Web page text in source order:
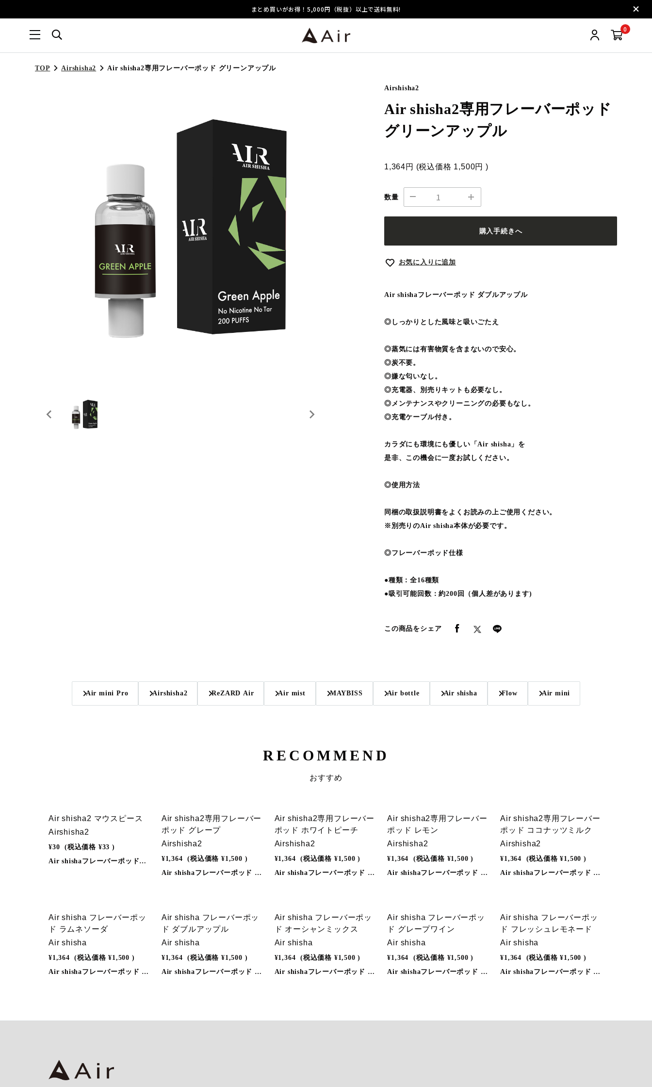
まとめ買いがお得！5,000円（税抜）以上で送料無料!
0
TOP Airshisha2 Air shisha2専用フレーバーポッド グリーンアップル
Airshisha2
Air shisha2専用フレーバーポッド
グリーンアップル
1,364円 (税込価格 1,500円 )
数量
購入手続きへ
お気に入りに追加
Air shishaフレーバーポッド ダブルアップル
◎しっかりとした風味と吸いごたえ
◎蒸気には有害物質を含まないので安心。
◎炭不要。
◎嫌な匂いなし。
◎充電器、別売りキットも必要なし。
◎メンテナンスやクリーニングの必要もなし。
◎充電ケーブル付き。
カラダにも環境にも優しい「Air shisha」を
是非、この機会に一度お試しください。
◎使用方法
同梱の取扱説明書をよくお読みの上ご使用ください。
※別売りのAir shisha本体が必要です。
◎フレーバーポッド仕様
●種類：全16種類
●吸引可能回数：約200回（個人差があります)
この商品をシェア
Air mini Pro Airshisha2 ReZARD Air Air mist MAYBISS Air bottle Air shisha Flow Air mini
RECOMMEND
おすすめ
Air shisha2 マウスピース
Airshisha2
¥30 (税込価格 ¥33 )
Air shishaフレーバーポッド専用マウスピース※Air shishaフレーバーポッド・Air shisha2専用フレーバーポッドどちらにも使用可能です。※色指定はできません。
Air shisha2専用フレーバー
ポッド グレープ
Airshisha2
¥1,364 (税込価格 ¥1,500 )
Air shishaフレーバーポッド ダブルアップル◎しっかりとした風味と吸いごたえ◎蒸気には有害物質を含まないので安心。◎炭不要。◎嫌な匂いなし。◎充電器、別売りキットも必要なし。◎メンテナンスやクリーニングの必要もなし。◎充電ケーブル付き。カラダにも環境にも優しい「Air shisha」を是非、この機会に一度お試しください。◎使用方法同梱の取扱説明書をよくお読みの上ご使用ください。※別売りのAir shisha本体が必要です。◎フレーバーポッド仕様●種類：全16種類●吸引可能回数：約200回（個人差があります)
Air shisha2専用フレーバー
ポッド ホワイトピーチ
Airshisha2
¥1,364 (税込価格 ¥1,500 )
Air shishaフレーバーポッド ダブルアップル◎しっかりとした風味と吸いごたえ◎蒸気には有害物質を含まないので安心。◎炭不要。◎嫌な匂いなし。◎充電器、別売りキットも必要なし。◎メンテナンスやクリーニングの必要もなし。◎充電ケーブル付き。カラダにも環境にも優しい「Air shisha」を是非、この機会に一度お試しください。◎使用方法同梱の取扱説明書をよくお読みの上ご使用ください。※別売りのAir shisha本体が必要です。◎フレーバーポッド仕様●種類：全16種類●吸引可能回数：約200回（個人差があります)
Air shisha2専用フレーバー
ポッド レモン
Airshisha2
¥1,364 (税込価格 ¥1,500 )
Air shishaフレーバーポッド ダブルアップル◎しっかりとした風味と吸いごたえ◎蒸気には有害物質を含まないので安心。◎炭不要。◎嫌な匂いなし。◎充電器、別売りキットも必要なし。◎メンテナンスやクリーニングの必要もなし。◎充電ケーブル付き。カラダにも環境にも優しい「Air shisha」を是非、この機会に一度お試しください。◎使用方法同梱の取扱説明書をよくお読みの上ご使用ください。※別売りのAir shisha本体が必要です。◎フレーバーポッド仕様●種類：全16種類●吸引可能回数：約200回（個人差があります)
Air shisha2専用フレーバー
ポッド ココナッツミルク
Airshisha2
¥1,364 (税込価格 ¥1,500 )
Air shishaフレーバーポッド ダブルアップル◎しっかりとした風味と吸いごたえ◎蒸気には有害物質を含まないので安心。◎炭不要。◎嫌な匂いなし。◎充電器、別売りキットも必要なし。◎メンテナンスやクリーニングの必要もなし。◎充電ケーブル付き。カラダにも環境にも優しい「Air shisha」を是非、この機会に一度お試しください。◎使用方法同梱の取扱説明書をよくお読みの上ご使用ください。※別売りのAir shisha本体が必要です。◎フレーバーポッド仕様●種類：全16種類●吸引可能回数：約200回（個人差があります)
Air shisha フレーバーポッ
ド ラムネソーダ
Air shisha
¥1,364 (税込価格 ¥1,500 )
Air shishaフレーバーポッド ラムネソーダ◎しっかりとした風味と吸いごたえ◎蒸気には有害物質を含まないので安心。◎炭不要。◎嫌な匂いなし。◎充電器、別売りキットも必要なし。◎メンテナンスやクリーニングの必要もなし。◎充電ケーブル付き。カラダにも環境にも優しい「Air shisha」を是非、この機会に一度お試しください。◎使用方法同梱の取扱説明書をよくお読みの上ご使用ください。※別売りのAir shisha本体が必要です。◎フレーバーポッド仕様●種類：全16種類●吸引可能回数：約200回（個人差があります)
Air shisha フレーバーポッ
ド ダブルアップル
Air shisha
¥1,364 (税込価格 ¥1,500 )
Air shishaフレーバーポッド ダブルアップル◎しっかりとした風味と吸いごたえ◎蒸気には有害物質を含まないので安心。◎炭不要。◎嫌な匂いなし。◎充電器、別売りキットも必要なし。◎メンテナンスやクリーニングの必要もなし。◎充電ケーブル付き。カラダにも環境にも優しい「Air shisha」を是非、この機会に一度お試しください。◎使用方法同梱の取扱説明書をよくお読みの上ご使用ください。※別売りのAir shisha本体が必要です。◎フレーバーポッド仕様●種類：全16種類●吸引可能回数：約200回（個人差があります)
Air shisha フレーバーポッ
ド オーシャンミックス
Air shisha
¥1,364 (税込価格 ¥1,500 )
Air shishaフレーバーポッド オーシャンミックス◎しっかりとした風味と吸いごたえ◎蒸気には有害物質を含まないので安心。◎炭不要。◎嫌な匂いなし。◎充電器、別売りキットも必要なし。◎メンテナンスやクリーニングの必要もなし。◎充電ケーブル付き。カラダにも環境にも優しい「Air shisha」を是非、この機会に一度お試しください。◎使用方法同梱の取扱説明書をよくお読みの上ご使用ください。※別売りのAir shisha本体が必要です。◎フレーバーポッド仕様●種類：全16種類●吸引可能回数：約200回（個人差があります)
Air shisha フレーバーポッ
ド グレープワイン
Air shisha
¥1,364 (税込価格 ¥1,500 )
Air shishaフレーバーポッド グレープワイン◎しっかりとした風味と吸いごたえ◎蒸気には有害物質を含まないので安心。◎炭不要。◎嫌な匂いなし。◎充電器、別売りキットも必要なし。◎メンテナンスやクリーニングの必要もなし。◎充電ケーブル付き。カラダにも環境にも優しい「Air shisha」を是非、この機会に一度お試しください。◎使用方法同梱の取扱説明書をよくお読みの上ご使用ください。※別売りのAir shisha本体が必要です。◎フレーバーポッド仕様●種類：全16種類●吸引可能回数：約200回（個人差があります)
Air shisha フレーバーポッ
ド フレッシュレモネード
Air shisha
¥1,364 (税込価格 ¥1,500 )
Air shishaフレーバーポッド フレッシュレモネード◎しっかりとした風味と吸いごたえ◎蒸気には有害物質を含まないので安心。◎炭不要。◎嫌な匂いなし。◎充電器、別売りキットも必要なし。◎メンテナンスやクリーニングの必要もなし。◎充電ケーブル付き。カラダにも環境にも優しい「Air shisha」を是非、この機会に一度お試しください。◎使用方法同梱の取扱説明書をよくお読みの上ご使用ください。※別売りのAir shisha本体が必要です。◎フレーバーポッド仕様●種類：全16種類●吸引可能回数：約200回（個人差があります)